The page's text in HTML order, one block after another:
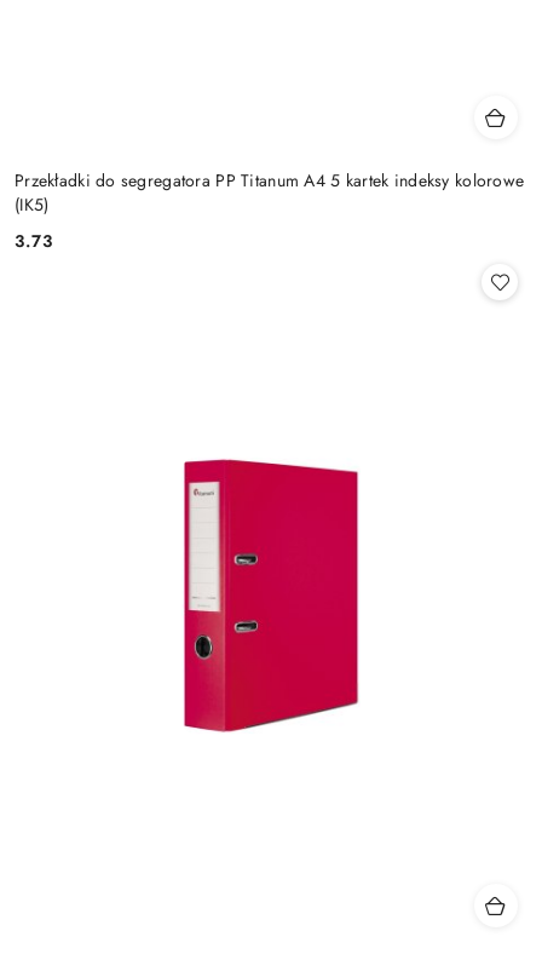
Przekładki do segregatora PP Titanum A4 5 kartek indeksy kolorowe
(IK5)
Cena:
3.73